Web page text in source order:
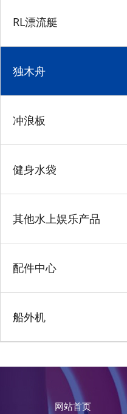
RL漂流艇
独木舟
冲浪板
健身水袋
其他水上娱乐产品
配件中心
船外机
网站首页